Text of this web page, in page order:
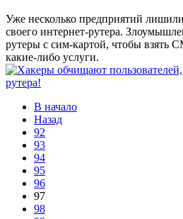
Уже несколько предприятий
своего интернет-рутера.
рутеры с сим-картой, чтобы взять
какие-либо услуги.
В начало
Назад
92
93
94
95
96
97
98